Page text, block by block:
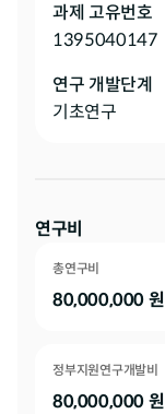
과제 고유번호
1395040147
연구 개발단계
기초연구
연구비
총연구비
80,000,000원
정부지원연구개발비
80,000,000원